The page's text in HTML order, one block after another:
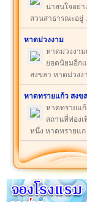
น่าสนใจอย่า
สวนสาธารณะอยู่
หาดม่วงงาม
หาดม่วงงาม
ยอดนิยมอีก
สงขลา หาดม่วงง
หาดทรายแก้ว สงข
หาดทรายแ
สถานที่ท่อง
หนึ่ง หาดทรายแก